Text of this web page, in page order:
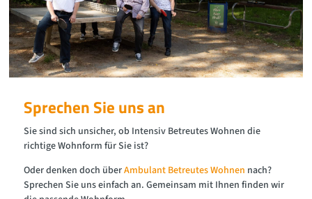
Sprechen Sie uns an
Sie sind sich unsicher, ob Intensiv Betreutes Wohnen die
richtige Wohnform für Sie ist?
Oder denken doch überAmbulant Betreutes Wohnen nach?
Sprechen Sie uns einfach an. Gemeinsam mit Ihnen finden wir